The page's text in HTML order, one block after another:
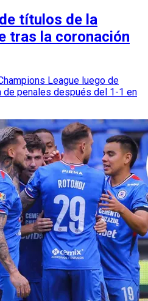
títulos de la
tras la coronación
League luego de
de penales después del 1-1 en